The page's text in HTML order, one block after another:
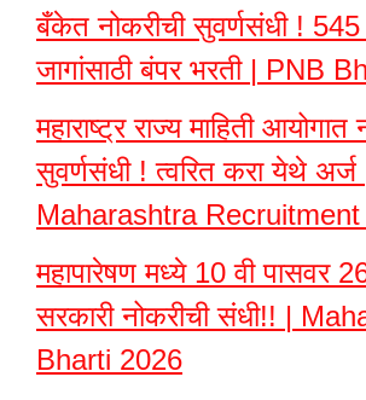
बँकेत नोकरीची सुवर्णसंधी ! 545
जागांसाठी बंपर भरती | PNB
महाराष्ट्र राज्य माहिती आयोगात
सुवर्णसंधी ! त्वरित करा येथे
Maharashtra
महापारेषण मध्ये 10 वी पासवर
सरकारी नोकरीची संधी!! |
Bharti 2026